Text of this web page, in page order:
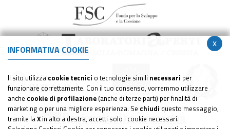
x
INFORMATIVA COOKIE
Il sito utilizza cookie tecnici o tecnologie simili necessari per
funzionare correttamente. Con il tuo consenso, vorremmo utilizzare
anche cookie di profilazione (anche di terze parti) per finalità di
marketing o per una migliore esperienza. Se chiudi questo messaggio,
tramite laX in alto a destra, accetti solo i cookie necessari.